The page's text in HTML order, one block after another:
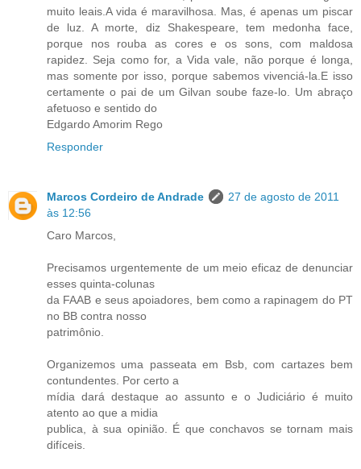
muito leais.A vida é maravilhosa. Mas, é apenas um piscar
de luz. A morte, diz Shakespeare, tem medonha face,
porque nos rouba as cores e os sons, com maldosa
rapidez. Seja como for, a Vida vale, não porque é longa,
mas somente por isso, porque sabemos vivenciá-la.E isso
certamente o pai de um Gilvan soube faze-lo. Um abraço
afetuoso e sentido do
Edgardo Amorim Rego
Responder
Marcos Cordeiro de Andrade
27 de agosto de 2011
às 12:56
Caro Marcos,
Precisamos urgentemente de um meio eficaz de denunciar
esses quinta-colunas
da FAAB e seus apoiadores, bem como a rapinagem do PT
no BB contra nosso
patrimônio.
Organizemos uma passeata em Bsb, com cartazes bem
contundentes. Por certo a
mídia dará destaque ao assunto e o Judiciário é muito
atento ao que a midia
publica, à sua opinião. É que conchavos se tornam mais
difíceis.